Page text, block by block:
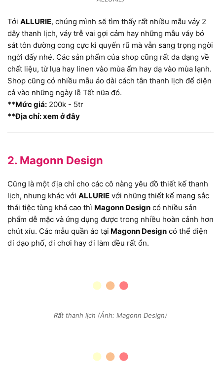
Tới ALLURIE, chúng mình sẽ tìm thấy rất nhiều mẫu váy 2
dây thanh lịch, váy trễ vai gợi cảm hay những mẫu váy bó
sát tôn đường cong cực kì quyến rũ mà vẫn sang trọng ngời
ngời đấy nhé. Các sản phẩm của shop cũng rất đa dạng về
chất liệu, từ lụa hay linen vào mùa ấm hay dạ vào mùa lạnh.
Shop cũng có nhiều mẫu áo dài cách tân thanh lịch để diện
cả vào những ngày lễ Tết nữa đó.
**Mức giá: 200k - 5tr
**Địa chỉ: xem ở đây
2. Magonn Design
Cũng là một địa chỉ cho các cô nàng yêu đồ thiết kế thanh
lịch, nhưng khác với ALLURIE với những thiết kế mang sắc
thái tiệc tùng khá cao thì Magonn Design có nhiều sản
phẩm dễ mặc và ứng dụng được trong nhiều hoàn cảnh hơn
chút xíu. Các mẫu quần áo tại Magonn Design có thể diện
đi dạo phố, đi chơi hay đi làm đều rất ổn.
Rất thanh lịch (Ảnh: Magonn Design)